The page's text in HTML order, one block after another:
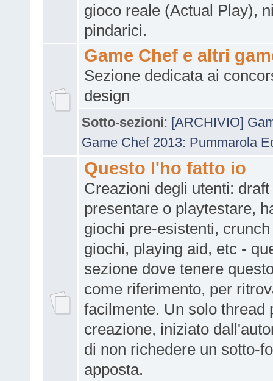
gioco reale (Actual Play),
pindarici.
Game Chef e altri
Sezione dedicata ai
design
Sotto-sezioni: [ARCHIVIO]
Game Chef 2013: Pummarola
Questo l'ho fatto io
Creazioni degli utenti: draft
presentare o playtestare,
giochi pre-esistenti,
giochi, playing aid, etc -
sezione dove tenere
come riferimento, per
facilmente. Un solo thread
creazione, iniziato
di non richedere un sotto-
apposta.